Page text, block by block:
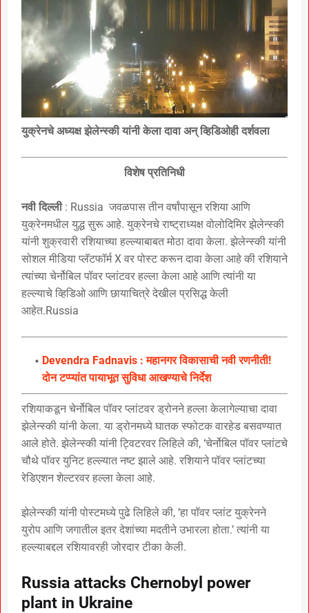
युक्रेनचे अध्यक्ष झेलेन्स्की यांनी केला दावा अन् व्हिडिओही दर्शवला
विशेष प्रतिनिधी
नवी दिल्ली: Russia जवळपास तीन वर्षांपासून रशिया आणि
युक्रेनमधील युद्ध सुरू आहे. युक्रेनचे राष्ट्राध्यक्ष वोलोदिमिर झेलेन्स्की
यांनी शुक्रवारी रशियाच्या हल्ल्याबाबत मोठा दावा केला. झेलेन्स्की यांनी
सोशल मीडिया प्लॅटफॉर्म X वर पोस्ट करून दावा केला आहे की रशियाने
त्यांच्या चेर्नोबिल पॉवर प्लांटवर हल्ला केला आहे आणि त्यांनी या
हल्ल्याचे व्हिडिओ आणि छायाचित्रे देखील प्रसिद्ध केली
आहेत.Russia
Devendra Fadnavis : महानगर विकासाची नवी रणनीती!
दोन टप्प्यांत पायाभूत सुविधा आखण्याचे निर्देश
रशियाकडून चेर्नोबिल पॉवर प्लांटवर ड्रोनने हल्ला केलागेल्याचा दावा
झेलेन्स्की यांनी केला. या ड्रोनमध्ये घातक स्फोटक वारहेड बसवण्यात
आले होते. झेलेन्स्की यांनी ट्विटरवर लिहिले की, ‘चेर्नोबिल पॉवर प्लांटचे
चौथे पॉवर युनिट हल्ल्यात नष्ट झाले आहे. रशियाने पॉवर प्लांटच्या
रेडिएशन शेल्टरवर हल्ला केला आहे.
झेलेन्स्की यांनी पोस्टमध्ये पुढे लिहिले की, ‘हा पॉवर प्लांट युक्रेनने
युरोप आणि जगातील इतर देशांच्या मदतीने उभारला होता.’ त्यांनी या
हल्ल्याबद्दल रशियावरही जोरदार टीका केली.
Russia attacks Chernobyl power
plant in Ukraine